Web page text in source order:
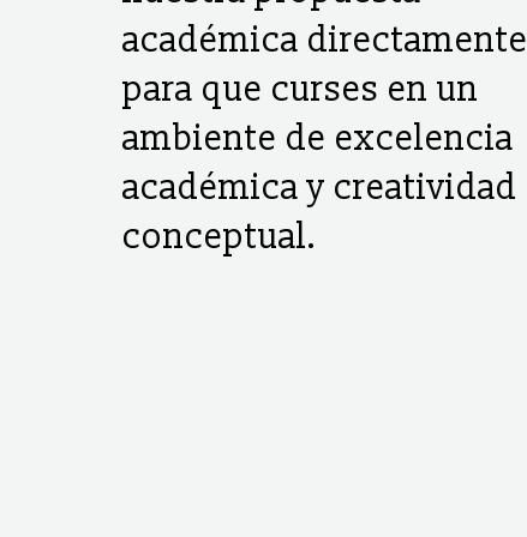
académica directamente
para que curses en un
ambiente de excelencia
académica y creatividad
conceptual.